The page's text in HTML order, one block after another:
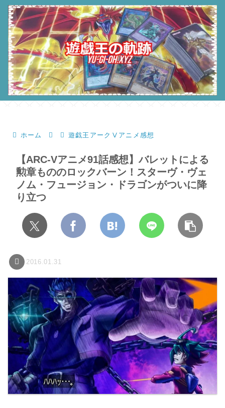
ホーム 遊戯王アークⅤアニメ感想
【ARC-Vアニメ91話感想】バレットによる
勲章もののロックバーン！スターヴ・ヴェ
ノム・フュージョン・ドラゴンがついに降
り立つ
2016.01.31